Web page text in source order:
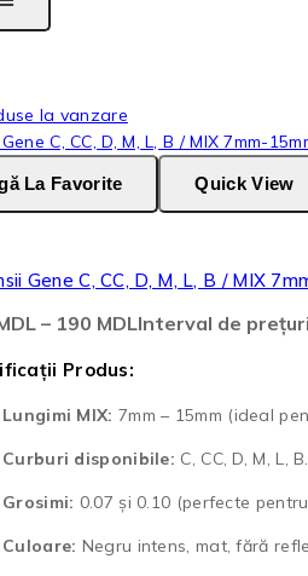
la vanzare
La Favorite Quick View
Gene C, CC, D, M, L, B / MIX
– 190 MDLInterval de
Produs:
Lungimi MIX: 7mm – 15mm (ideal
Curburi disponibile: C, CC, D, M, L, B.
Grosimi: 0.07 și 0.10 (perfecte
Culoare: Negru intens, mat, fără